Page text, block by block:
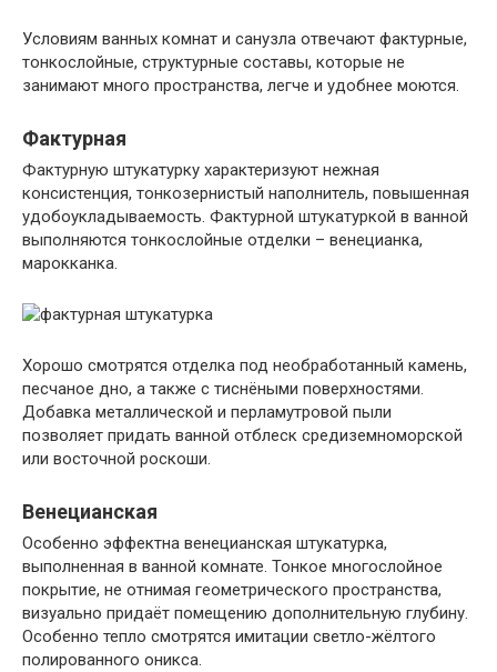
Условиям ванных комнат и санузла отвечают фактурные,
тонкослойные, структурные составы, которые не
занимают много пространства, легче и удобнее моются.
Фактурная
Фактурную штукатурку характеризуют нежная
консистенция, тонкозернистый наполнитель, повышенная
удобоукладываемость. Фактурной штукатуркой в ванной
выполняются тонкослойные отделки – венецианка,
марокканка.
Хорошо смотрятся отделка под необработанный камень,
песчаное дно, а также с тиснёными поверхностями.
Добавка металлической и перламутровой пыли
позволяет придать ванной отблеск средиземноморской
или восточной роскоши.
Венецианская
Особенно эффектна венецианская штукатурка,
выполненная в ванной комнате. Тонкое многослойное
покрытие, не отнимая геометрического пространства,
визуально придаёт помещению дополнительную глубину.
Особенно тепло смотрятся имитации светло-жёлтого
полированного оникса.